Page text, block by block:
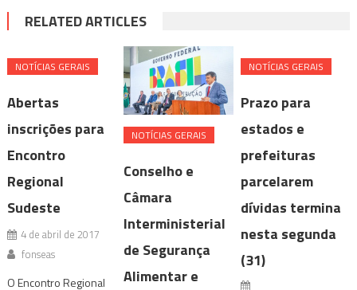
RELATED ARTICLES
NOTÍ­CIAS GERAIS
Abertas
inscrições para
Encontro
Regional
Sudeste
4 de abril de 2017
fonseas
O Encontro Regional
NOTÍ­CIAS GERAIS
Conselho e
Câmara
Interministerial
de Segurança
Alimentar e
NOTÍ­CIAS GERAIS
Prazo para
estados e
prefeituras
parcelarem
dívidas termina
nesta segunda
(31)